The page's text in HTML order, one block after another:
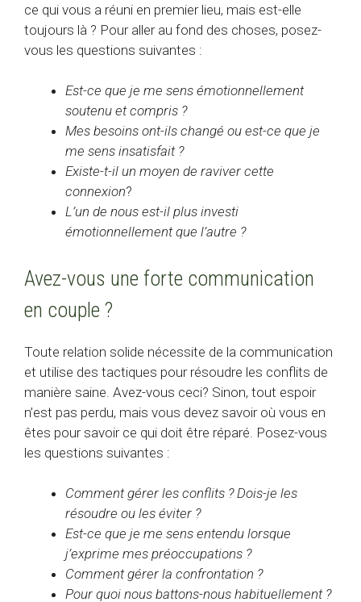
ce qui vous a réuni en premier lieu, mais est-elle
toujours là ? Pour aller au fond des choses, posez-
vous les questions suivantes :
Est-ce que je me sens émotionnellement
soutenu et compris ?
Mes besoins ont-ils changé ou est-ce que je
me sens insatisfait ?
Existe-t-il un moyen de raviver cette
connexion?
L’un de nous est-il plus investi
émotionnellement que l’autre ?
Avez-vous une forte communication
en couple ?
Toute relation solide nécessite de la communication
et utilise des tactiques pour résoudre les conflits de
manière saine. Avez-vous ceci? Sinon, tout espoir
n’est pas perdu, mais vous devez savoir où vous en
êtes pour savoir ce qui doit être réparé. Posez-vous
les questions suivantes :
Comment gérer les conflits ? Dois-je les
résoudre ou les éviter ?
Est-ce que je me sens entendu lorsque
j’exprime mes préoccupations ?
Comment gérer la confrontation ?
Pour quoi nous battons-nous habituellement ?